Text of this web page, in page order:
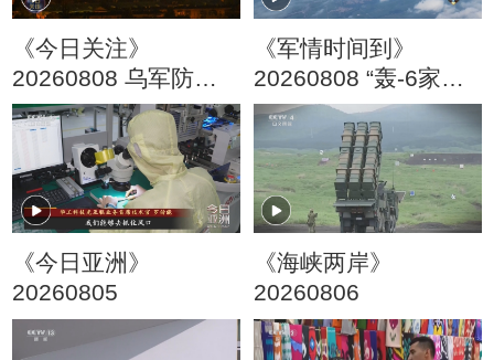
《今日关注》
20260808 乌军防空
还能撑多久？俄乌在
黑海“袭船战”升级
《军情时间到》
20260808 “轰-6家族”
亮剑海天
《今日亚洲》
20260805
《海峡两岸》
20260806